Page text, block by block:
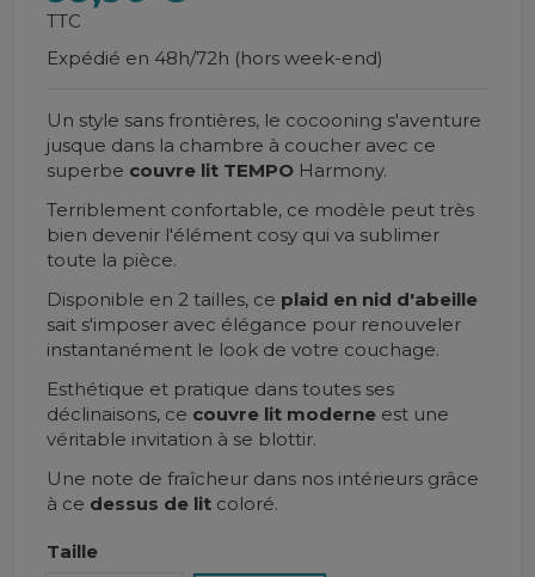
TTC
Expédié en 48h/72h (hors week-end)
Un style sans frontières, le cocooning s'aventure
jusque dans la chambre à coucher avec ce
superbe couvre lit TEMPOHarmony.
Terriblement confortable, ce modèle peut très
bien devenir l'élément cosy qui va sublimer
toute la pièce.
Disponible en 2 tailles, ce plaid en nid d'abeille
sait s'imposer avec élégance pour renouveler
instantanément le look de votre couchage.
Esthétique et pratique dans toutes ses
déclinaisons, ce couvre lit moderne est une
véritable invitation à se blottir.
Une note de fraîcheur dans nos intérieurs grâce
à ce dessus de lit coloré.
Taille